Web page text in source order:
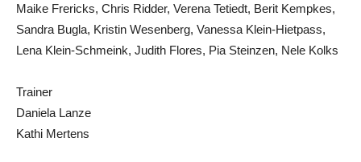
Maike Frericks, Chris Ridder, Verena Tetiedt, Berit Kempkes,
Sandra Bugla, Kristin Wesenberg, Vanessa Klein-Hietpass,
Lena Klein-Schmeink, Judith Flores, Pia Steinzen, Nele Kolks
Trainer
Daniela Lanze
Kathi Mertens